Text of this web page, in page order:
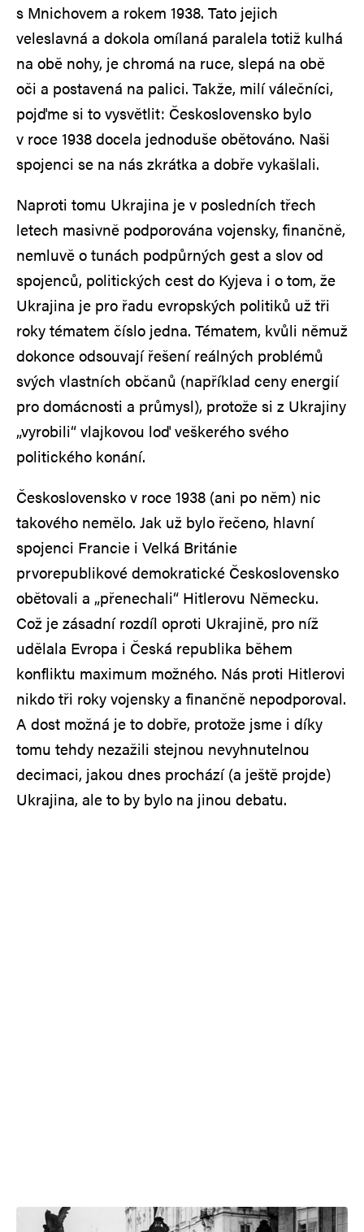
s Mnichovem a rokem 1938. Tato jejich
veleslavná a dokola omílaná paralela totiž kulhá
na obě nohy, je chromá na ruce, slepá na obě
oči a postavená na palici. Takže, milí válečníci,
pojďme si to vysvětlit: Československo bylo
v roce 1938 docela jednoduše obětováno. Naši
spojenci se na nás zkrátka a dobře vykašlali.
Naproti tomu Ukrajina je v posledních třech
letech masivně podporována vojensky, finančně,
nemluvě o tunách podpůrných gest a slov od
spojenců, politických cest do Kyjeva i o tom, že
Ukrajina je pro řadu evropských politiků už tři
roky tématem číslo jedna. Tématem, kvůli němuž
dokonce odsouvají řešení reálných problémů
svých vlastních občanů (například ceny energií
pro domácnosti a průmysl), protože si z Ukrajiny
„vyrobili“ vlajkovou loď veškerého svého
politického konání.
Československo v roce 1938 (ani po něm) nic
takového nemělo. Jak už bylo řečeno, hlavní
spojenci Francie i Velká Británie
prvorepublikové demokratické Československo
obětovali a „přenechali“ Hitlerovu Německu.
Což je zásadní rozdíl oproti Ukrajině, pro níž
udělala Evropa i Česká republika během
konfliktu maximum možného. Nás proti Hitlerovi
nikdo tři roky vojensky a finančně nepodporoval.
A dost možná je to dobře, protože jsme i díky
tomu tehdy nezažili stejnou nevyhnutelnou
decimaci, jakou dnes prochází (a ještě projde)
Ukrajina, ale to by bylo na jinou debatu.